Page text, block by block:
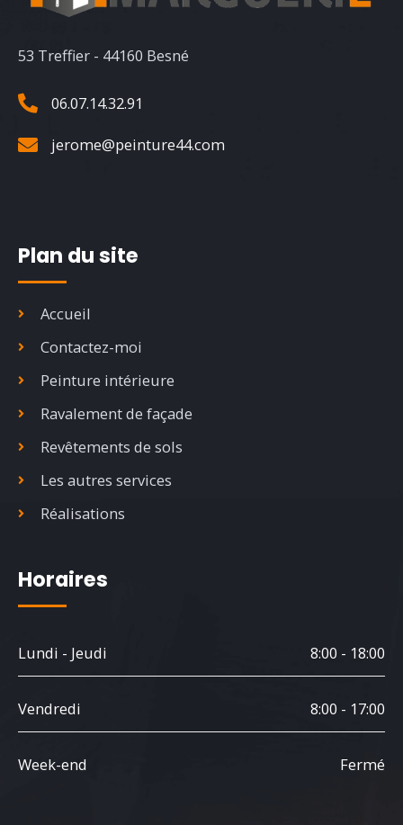
53 Treffier - 44160 Besné
06.07.14.32.91
jerome@peinture44.com
Plan du site
Accueil
Contactez-moi
Peinture intérieure
Ravalement de façade
Revêtements de sols
Les autres services
Réalisations
Horaires
Lundi - Jeudi 8:00 - 18:00
Vendredi 8:00 - 17:00
Week-end Fermé